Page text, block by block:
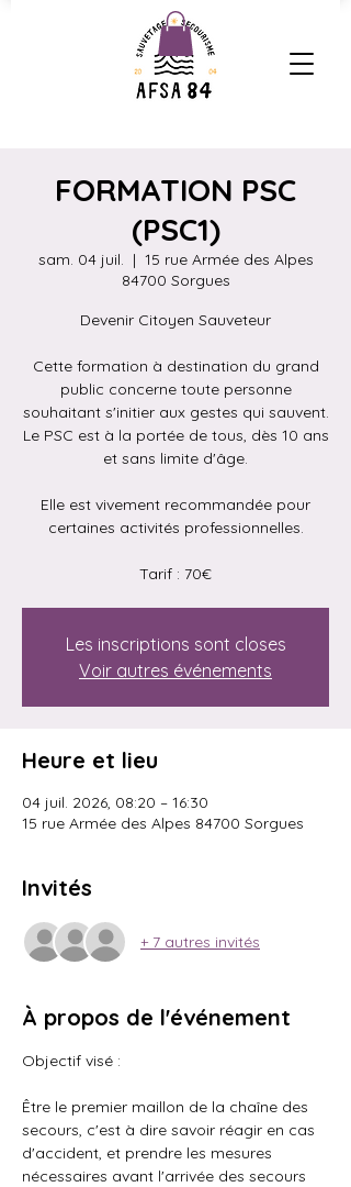
FORMATION PSC
(PSC1)
sam. 04 juil.
  |
15 rue Armée des Alpes
84700 Sorgues
Devenir Citoyen Sauveteur
Cette formation à destination du grand
public concerne toute personne
souhaitant s'initier aux gestes qui sauvent.
Le PSC est à la portée de tous, dès 10 ans
et sans limite d'âge.
Elle est vivement recommandée pour
certaines activités professionnelles.
Tarif : 70€
Les inscriptions sont closes
Voir autres événements
Heure et lieu
04 juil. 2026, 08:20 – 16:30
15 rue Armée des Alpes 84700 Sorgues
Invités
+ 7 autres invités
À propos de l'événement
Objectif visé :
Être le premier maillon de la chaîne des
secours, c'est à dire savoir réagir en cas
d'accident, et prendre les mesures
nécessaires avant l'arrivée des secours